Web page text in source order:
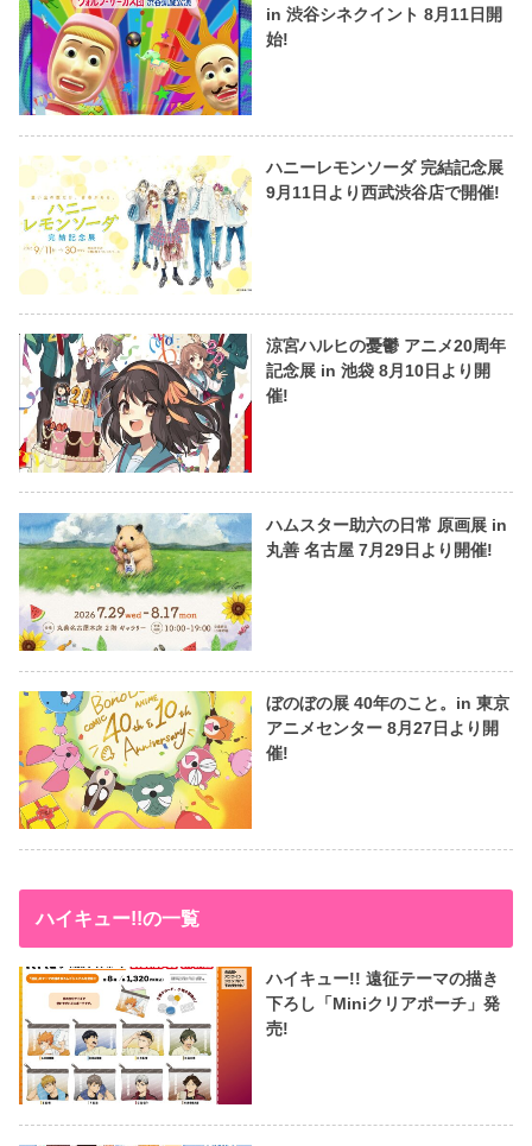
in 渋谷シネクイント 8月11日開
始!
ハニーレモンソーダ 完結記念展
9月11日より西武渋谷店で開催!
涼宮ハルヒの憂鬱 アニメ20周年
記念展 in 池袋 8月10日より開
催!
ハムスター助六の日常 原画展 in
丸善 名古屋 7月29日より開催!
ぼのぼの展 40年のこと。in 東京
アニメセンター 8月27日より開
催!
ハイキュー!!の一覧
ハイキュー!! 遠征テーマの描き
下ろし「Miniクリアポーチ」発
売!